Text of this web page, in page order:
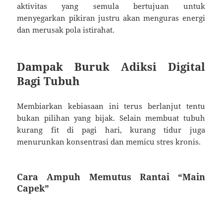
aktivitas yang semula bertujuan untuk
menyegarkan pikiran justru akan menguras energi
dan merusak pola istirahat.
Dampak Buruk Adiksi Digital
Bagi Tubuh
Membiarkan kebiasaan ini terus berlanjut tentu
bukan pilihan yang bijak. Selain membuat tubuh
kurang fit di pagi hari, kurang tidur juga
menurunkan konsentrasi dan memicu stres kronis.
Cara Ampuh Memutus Rantai “Main
Capek”